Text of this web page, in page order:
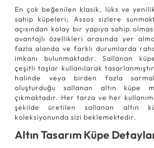
En çok beğenilen klasik, lüks ve
sahip küpeleri; Assos sizlere
açısından kolay bir yapıya sahip
avantajlı özellikleri arasında yer
fazla alanda ve farklı durumlarda
imkanı bulunmaktadır. Sallanan
çeşitli taşlar kullanılarak
halinde veya birden fazla
oluşturduğu sallanan altın küpe
çıkmaktadır. Her tarza ve her
şekilde üretilen sallanan altın
koleksiyonunda sizi beklemektedir.
Altın Tasarım Küpe